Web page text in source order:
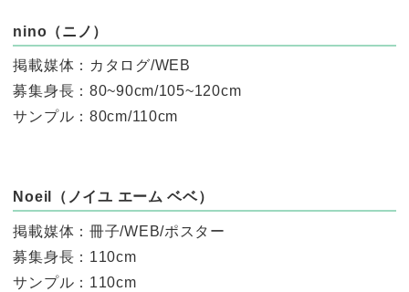
nino（ニノ）
掲載媒体：カタログ/WEB
募集身長：80~90cm/105~120cm
サンプル：80cm/110cm
Noeil（ノイユ エーム ベベ）
掲載媒体：冊子/WEB/ポスター
募集身長：110cm
サンプル：110cm